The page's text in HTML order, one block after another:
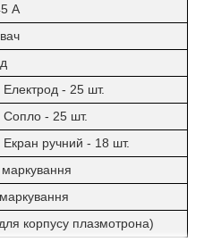
А
- 25 шт.
Сопло - 25 шт.
ручний - 18 шт.
корпусу плазмотрона)